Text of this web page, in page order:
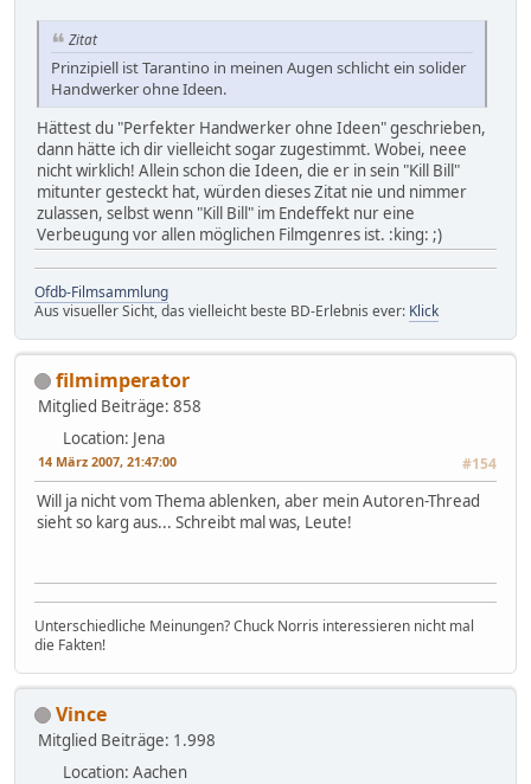
Zitat
Prinzipiell ist Tarantino in meinen Augen schlicht ein solider
Handwerker ohne Ideen.
Hättest du "Perfekter Handwerker ohne Ideen" geschrieben,
dann hätte ich dir vielleicht sogar zugestimmt. Wobei, neee
nicht wirklich! Allein schon die Ideen, die er in sein "Kill Bill"
mitunter gesteckt hat, würden dieses Zitat nie und nimmer
zulassen, selbst wenn "Kill Bill" im Endeffekt nur eine
Verbeugung vor allen möglichen Filmgenres ist. :king: ;)
Ofdb-Filmsammlung
Aus visueller Sicht, das vielleicht beste BD-Erlebnis ever: Klick
filmimperator
Mitglied Beiträge: 858
Location: Jena
14 März 2007, 21:47:00 #154
Will ja nicht vom Thema ablenken, aber mein Autoren-Thread
sieht so karg aus... Schreibt mal was, Leute!
Unterschiedliche Meinungen? Chuck Norris interessieren nicht mal
die Fakten!
Vince
Mitglied Beiträge: 1.998
Location: Aachen